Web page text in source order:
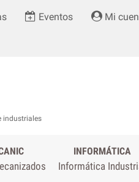
Eventos Mi
industriales
INFORMÁTICA
Informática